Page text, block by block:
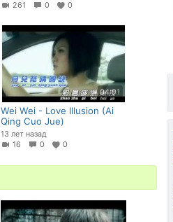
261
0 0
04:01
Wei Wei - Love Illusion (Ai
Qing Cuo Jue)
13 лет назад
16
0 0